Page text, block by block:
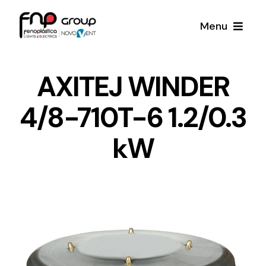
Menu
Noticias
Proyectos
AXITEJ WINDER
4/8-710T-6 1.2/0.3
kW